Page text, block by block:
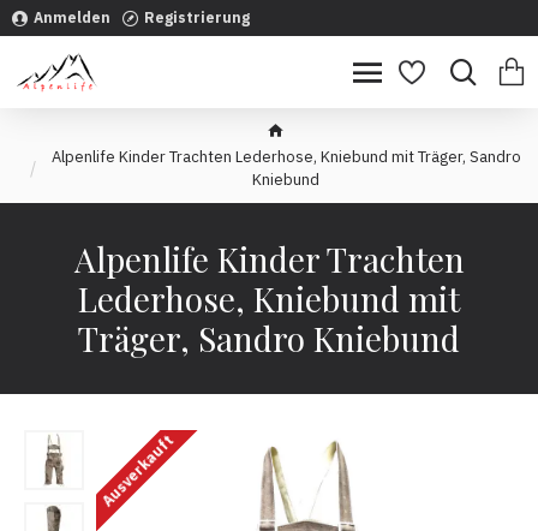
Anmelden Registrierung
Alpenlife Kinder Trachten Lederhose, Kniebund mit Träger, Sandro
Kniebund
Alpenlife Kinder Trachten
Lederhose, Kniebund mit
Träger, Sandro Kniebund
Ausverkauft